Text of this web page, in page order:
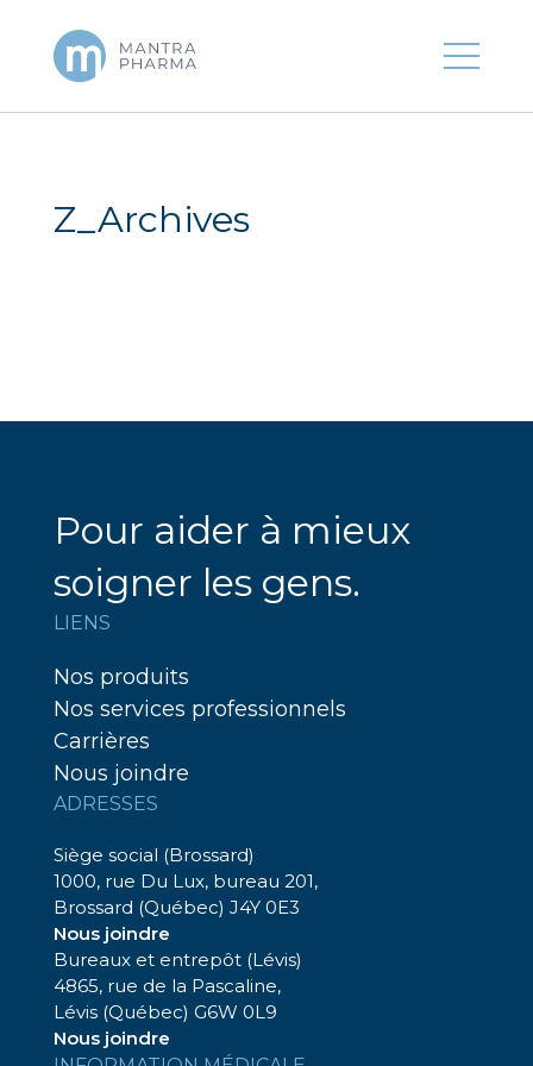
Z_Archives
Pour aider à mieux
soigner les gens.
LIENS
Nos produits
Nos services professionnels
Carrières
Nous joindre
ADRESSES
Siège social (Brossard)
1000, rue Du Lux, bureau 201,
Brossard (Québec) J4Y 0E3
Nous joindre
Bureaux et entrepôt (Lévis)
4865, rue de la Pascaline,
Lévis (Québec) G6W 0L9
Nous joindre